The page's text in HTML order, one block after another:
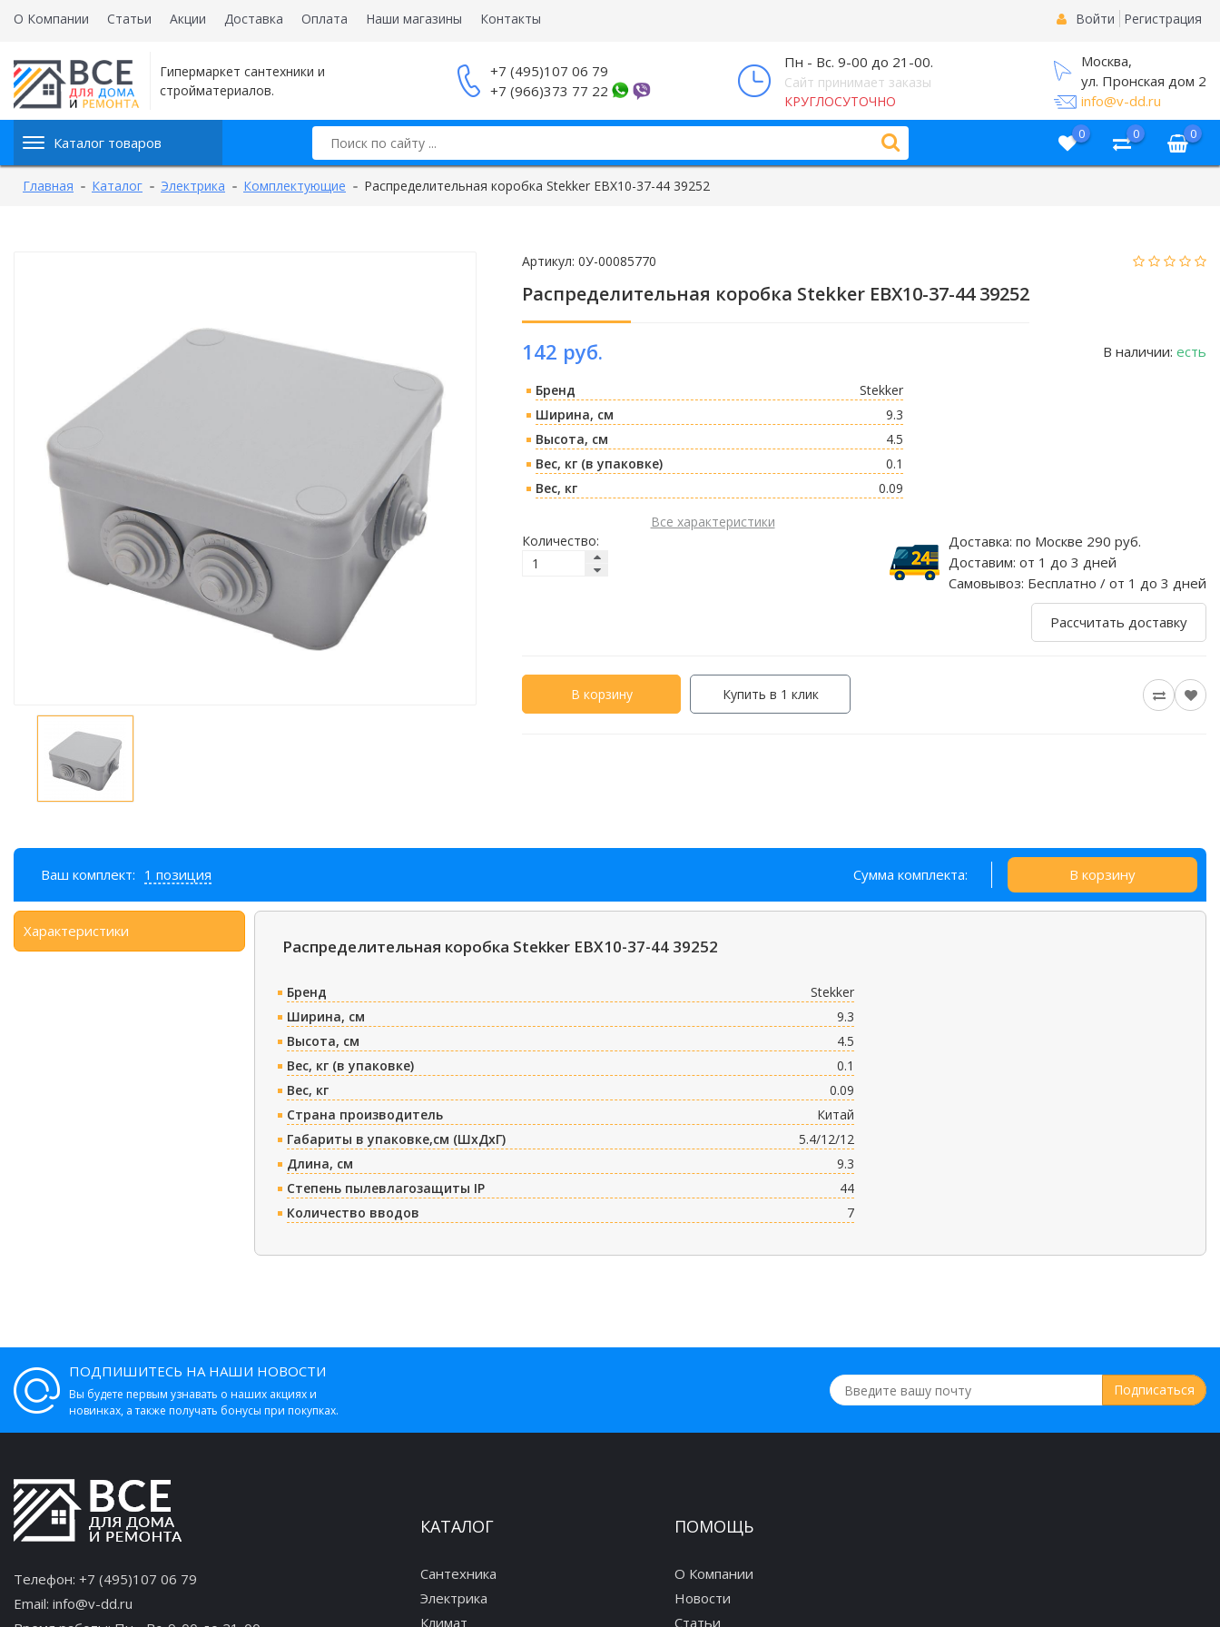
О Компании Статьи Акции Доставка Оплата Наши магазины Контакты Войти Регистрация
Гипермаркет сантехники и
стройматериалов.
+7 (495)107 06 79
+7 (966)373 77 22
Пн - Вс. 9-00 до 21-00.
Сайт принимает заказы
КРУГЛОСУТОЧНО
Москва,
ул. Пронская дом 2
info@v-dd.ru
Каталог товаров 0 0 0
Главная Каталог Электрика Комплектующие Распределительная коробка Stekker EBX10-37-44 39252
Артикул: 0У-00085770
Распределительная коробка Stekker EBX10-37-44 39252
142 руб. В наличии: есть
Бренд
Stekker
Ширина, см
9.3
Высота, см
4.5
Вес, кг (в упаковке)
0.1
Вес, кг
0.09
Все характеристики
Количество:
Доставка: по Москве 290 руб.
Доставим: от 1 до 3 дней
Самовывоз: Бесплатно / от 1 до 3 дней
Рассчитать доставку
В корзину Купить в 1 клик
Ваш комплект: 1 позиция Сумма комплекта: В корзину
Характеристики
Распределительная коробка Stekker EBX10-37-44 39252
Бренд
Stekker
Ширина, см
9.3
Высота, см
4.5
Вес, кг (в упаковке)
0.1
Вес, кг
0.09
Страна производитель
Китай
Габариты в упаковке,см (ШxДxГ)
5.4/12/12
Длина, см
9.3
Степень пылевлагозащиты IP
44
Количество вводов
7
ПОДПИШИТЕСЬ НА НАШИ НОВОСТИ
Вы будете первым узнавать о наших акциях и
новинках, а также получать бонусы при покупках.
Телефон: +7 (495)107 06 79
Email: info@v-dd.ru
КАТАЛОГ
Сантехника
Электрика
Климат
ПОМОЩЬ
О Компании
Новости
Статьи